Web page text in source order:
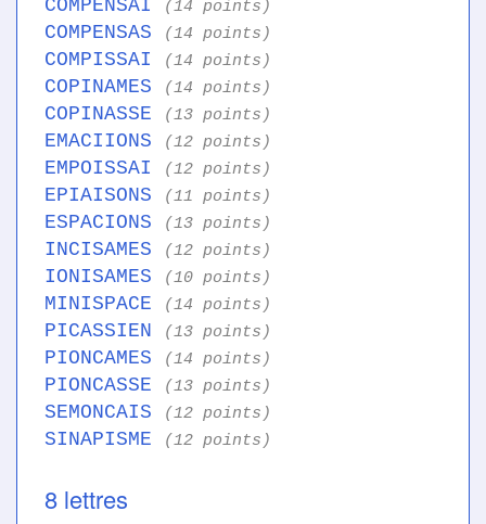
COMPENSAI (14 points)
COMPENSAS (14 points)
COMPISSAI (14 points)
COPINAMES (14 points)
COPINASSE (13 points)
EMACIIONS (12 points)
EMPOISSAI (12 points)
EPIAISONS (11 points)
ESPACIONS (13 points)
INCISAMES (12 points)
IONISAMES (10 points)
MINISPACE (14 points)
PICASSIEN (13 points)
PIONCAMES (14 points)
PIONCASSE (13 points)
SEMONCAIS (12 points)
SINAPISME (12 points)
8 lettres